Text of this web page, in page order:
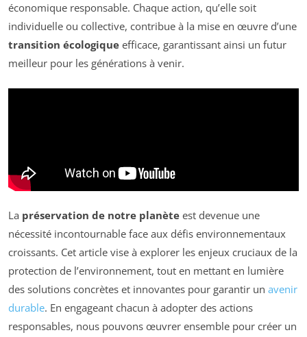
économique responsable. Chaque action, qu’elle soit
individuelle ou collective, contribue à la mise en œuvre d’une
transition écologique efficace, garantissant ainsi un futur
meilleur pour les générations à venir.
La préservation de notre planète est devenue une
nécessité incontournable face aux défis environnementaux
croissants. Cet article vise à explorer les enjeux cruciaux de la
protection de l’environnement, tout en mettant en lumière
des solutions concrètes et innovantes pour garantir un avenir
durable. En engageant chacun à adopter des actions
responsables, nous pouvons œuvrer ensemble pour créer un